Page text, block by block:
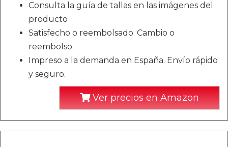
Consulta la guía de tallas en las imágenes del
producto
Satisfecho o reembolsado. Cambio o
reembolso.
Impreso a la demanda en España. Envío rápido
y seguro.
Ver precios en Amazon